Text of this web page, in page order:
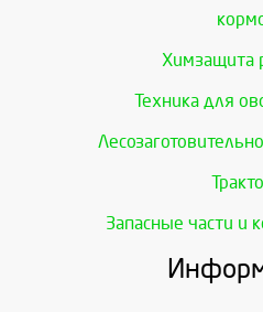
Химзащита
Техника для
Запасные части и